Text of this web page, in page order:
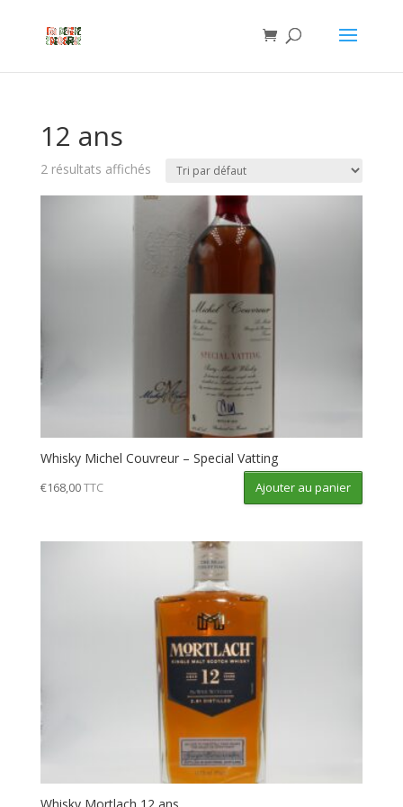
12 ans
2 résultats affichés
Whisky Michel Couvreur – Special Vatting
€168,00TTC Ajouter au panier